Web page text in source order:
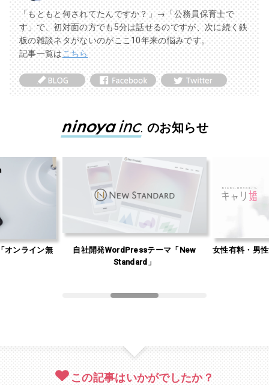
「もともと何されてたんですか？」→「公務員保育士で
す」で、初対面の方でも5分は話せるのですが、次に続く鉄
板の雑談ネタがないのがここ10年来の悩みです。
記事一覧はこちら
のお知らせ
オンライン無
自社開発WordPressテーマ「New
Standard」
女性有料・男
この記事はいかがでしたか？